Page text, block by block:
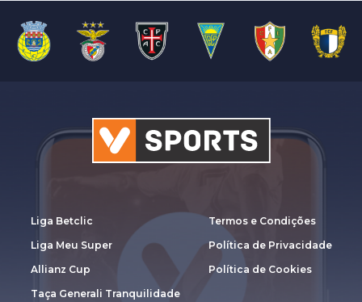
Liga Betclic
Liga Meu Super
Allianz Cup
Taça Generali Tranquilidade
Termos e Condições
Política de Privacidade
Política de Cookies